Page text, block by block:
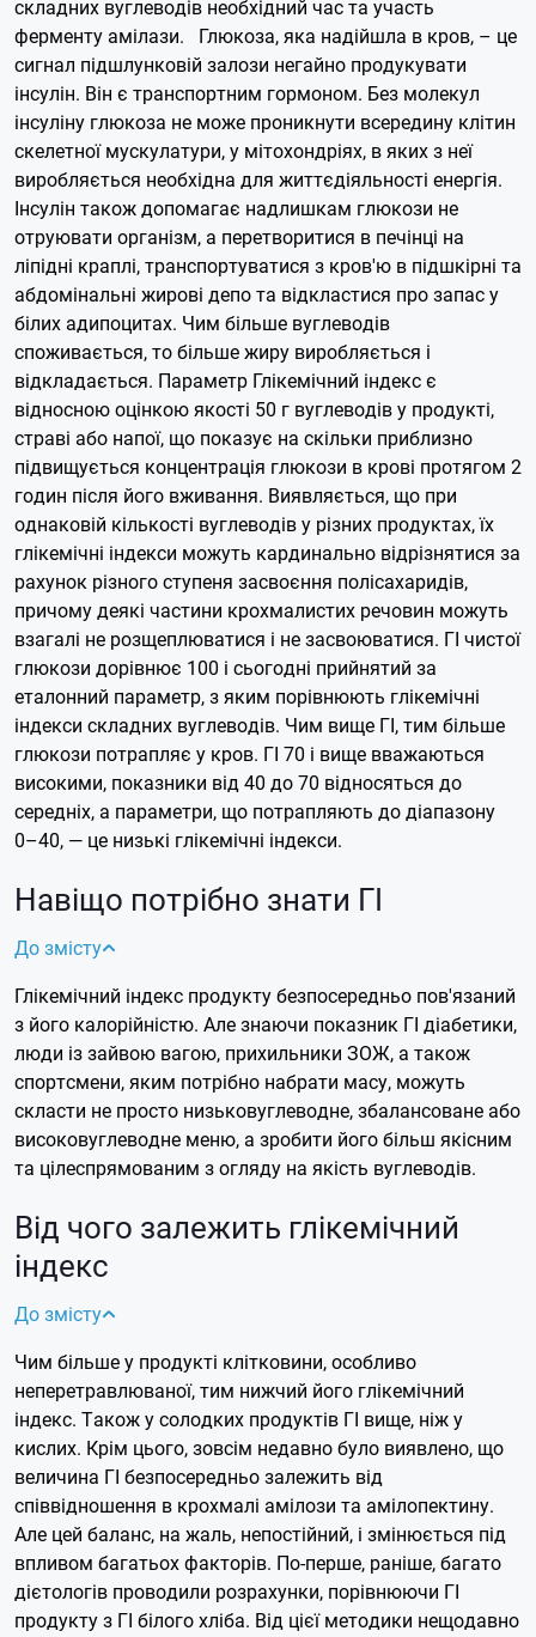
складних вуглеводів необхідний час та участь
ферменту амілази.
Глюкоза, яка надійшла в кров, – це
сигнал підшлунковій залози негайно продукувати
інсулін. Він є транспортним гормоном. Без молекул
інсуліну глюкоза не може проникнути всередину клітин
скелетної мускулатури, у мітохондріях, в яких з неї
виробляється необхідна для життєдіяльності енергія.
Інсулін також допомагає надлишкам глюкози не
отруювати організм, а перетворитися в печінці на
ліпідні краплі, транспортуватися з кров'ю в підшкірні та
абдомінальні жирові депо та відкластися про запас у
білих адипоцитах. Чим більше вуглеводів
споживається, то більше жиру виробляється і
відкладається. Параметр Глікемічний індекс є
відносною оцінкою якості 50 г вуглеводів у продукті,
страві або напої, що показує на скільки приблизно
підвищується концентрація глюкози в крові протягом 2
годин після його вживання. Виявляється, що при
однаковій кількості вуглеводів у різних продуктах, їх
глікемічні індекси можуть кардинально відрізнятися за
рахунок різного ступеня засвоєння полісахаридів,
причому деякі частини крохмалистих речовин можуть
взагалі не розщеплюватися і не засвоюватися. ГІ чистої
глюкози дорівнює 100 і сьогодні прийнятий за
еталонний параметр, з яким порівнюють глікемічні
індекси складних вуглеводів. Чим вище ГІ, тим більше
глюкози потрапляє у кров. ГІ 70 і вище вважаються
високими, показники від 40 до 70 відносяться до
середніх, а параметри, що потрапляють до діапазону
0–40, — це низькі глікемічні індекси.
Навіщо потрібно знати ГІ
До змісту
Глікемічний індекс продукту безпосередньо пов'язаний
з його калорійністю. Але знаючи показник ГІ діабетики,
люди із зайвою вагою, прихильники ЗОЖ, а також
спортсмени, яким потрібно набрати масу, можуть
скласти не просто низьковуглеводне, збалансоване або
високовуглеводне меню, а зробити його більш якісним
та цілеспрямованим з огляду на якість вуглеводів.
Від чого залежить глікемічний
індекс
До змісту
Чим більше у продукті клітковини, особливо
неперетравлюваної, тим нижчий його глікемічний
індекс. Також у солодких продуктів ГІ вище, ніж у
кислих. Крім цього, зовсім недавно було виявлено, що
величина ГІ безпосередньо залежить від
співвідношення в крохмалі амілози та амілопектину.
Але цей баланс, на жаль, непостійний, і змінюється під
впливом багатьох факторів. По-перше, раніше, багато
дієтологів проводили розрахунки, порівнюючи ГІ
продукту з ГІ білого хліба. Від цієї методики нещодавно